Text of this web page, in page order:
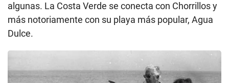
algunas. La Costa Verde se conecta con Chorrillos y
más notoriamente con su playa más popular, Agua
Dulce.